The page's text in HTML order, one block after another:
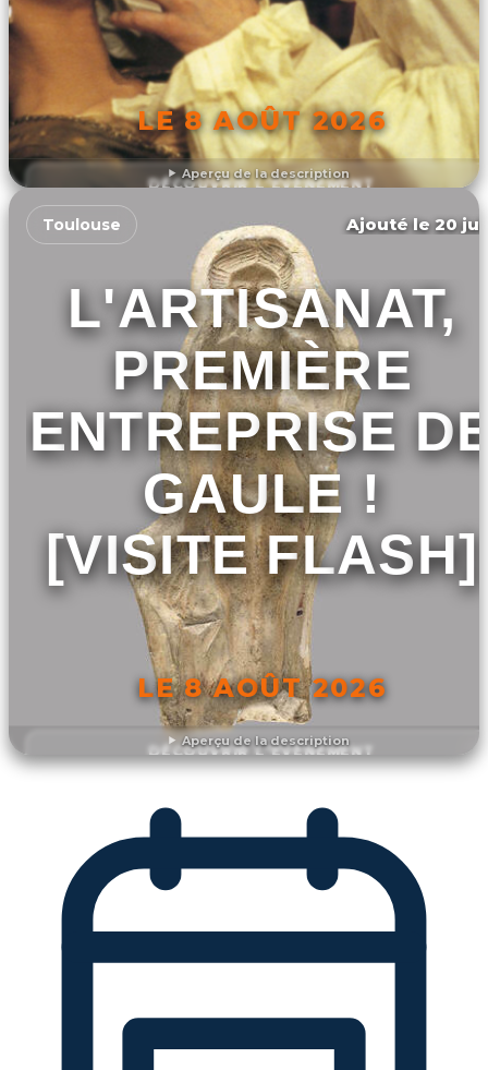
Aperçu de la description
LE 8 AOÛT 2026
DÉCOUVRIR L'ÉVÉNEMENT
Aperçu de la description
Toulouse Ajouté le 20
L'ARTISANAT,
PREMIÈRE
ENTREPRISE
GAULE !
[VISITE FLASH]
LE 8 AOÛT 2026
DÉCOUVRIR L'ÉVÉNEMENT